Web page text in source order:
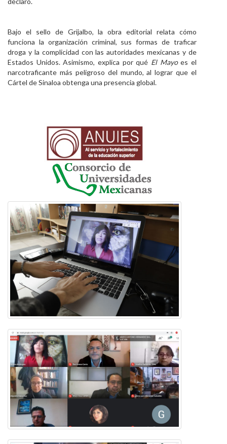
Bajo el sello de Grijalbo, la obra editorial relata cómo
funciona la organización criminal, sus formas de traficar
droga y la complicidad con las autoridades mexicanas y de
Estados Unidos. Asimismo, explica por qué El Mayoes el
narcotraficante más peligroso del mundo, al lograr que el
Cártel de Sinaloa obtenga una presencia global.